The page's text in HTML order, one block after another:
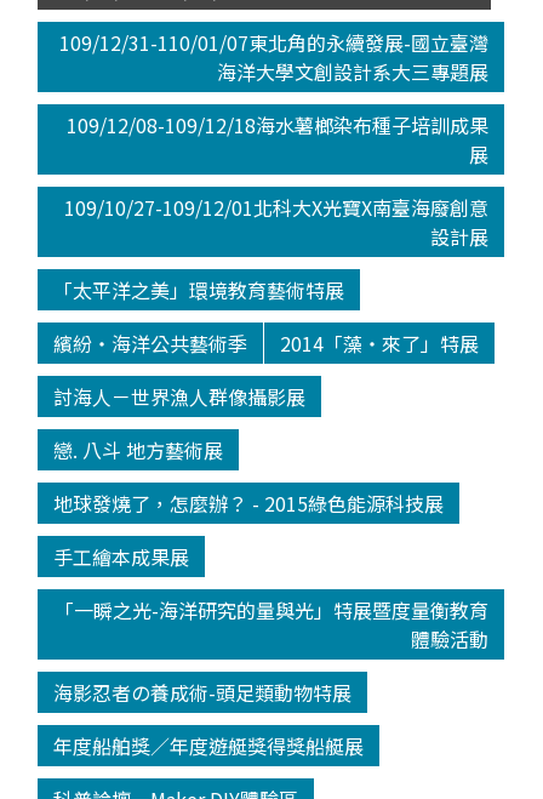
109/12/31-110/01/07東北角的永續發展-國立臺灣
海洋大學文創設計系大三專題展
109/12/08-109/12/18海水薯榔染布種子培訓成果
展
109/10/27-109/12/01北科大X光寶X南臺海廢創意
設計展
「太平洋之美」環境教育藝術特展
繽紛‧海洋公共藝術季
2014「藻‧來了」特展
討海人－世界漁人群像攝影展
戀. 八斗 地方藝術展
地球發燒了，怎麼辦？ - 2015綠色能源科技展
手工繪本成果展
「一瞬之光-海洋研究的量與光」特展暨度量衡教育
體驗活動
海影忍者の養成術-頭足類動物特展
年度船舶獎／年度遊艇獎得獎船艇展